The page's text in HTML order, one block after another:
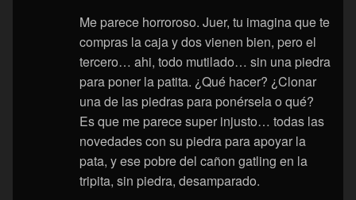
Me parece horroroso. Juer, tu imagina que te
compras la caja y dos vienen bien, pero el
tercero… ahi, todo mutilado… sin una piedra
para poner la patita. ¿Qué hacer? ¿Clonar
una de las piedras para ponérsela o qué?
Es que me parece super injusto… todas las
novedades con su piedra para apoyar la
pata, y ese pobre del cañon gatling en la
tripita, sin piedra, desamparado.